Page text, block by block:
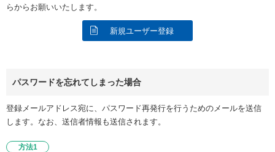
らからお願いいたします。
新規ユーザー登録
パスワードを忘れてしまった場合
登録メールアドレス宛に、パスワード再発行を行うためのメールを送信
します。なお、送信者情報も送信されます。
方法1